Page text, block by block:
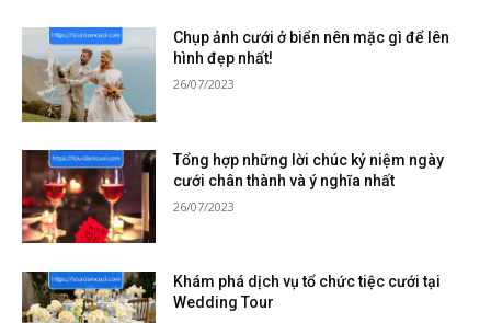
Chụp ảnh cưới ở biển nên mặc gì để lên
hình đẹp nhất!
26/07/2023
Tổng hợp những lời chúc kỷ niệm ngày
cưới chân thành và ý nghĩa nhất
26/07/2023
Khám phá dịch vụ tổ chức tiệc cưới tại
Wedding Tour